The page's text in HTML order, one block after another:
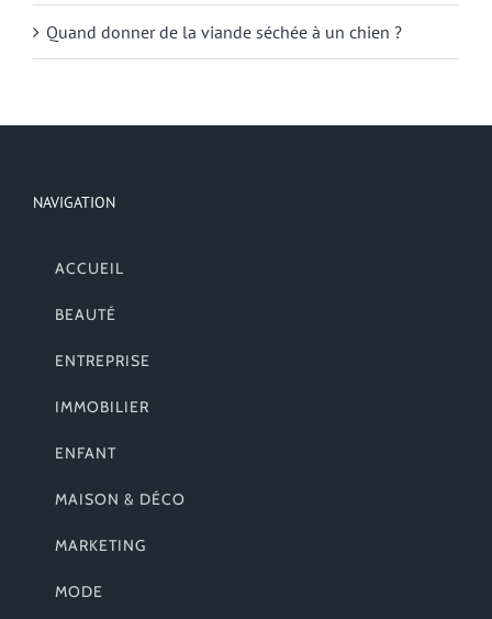
Quand donner de la viande séchée à un chien ?
NAVIGATION
ACCUEIL
BEAUTÉ
ENTREPRISE
IMMOBILIER
ENFANT
MAISON & DÉCO
MARKETING
MODE